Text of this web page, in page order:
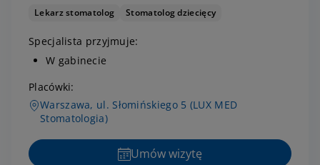
Lekarz stomatolog Stomatolog dziecięcy
Specjalista przyjmuje:
W gabinecie
Placówki:
Warszawa, ul. Słomińskiego 5 (LUX MED
Stomatologia)
Umów wizytę